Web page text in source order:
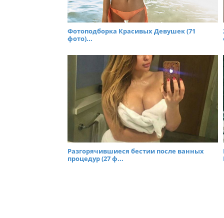
Фотоподборка Красивых Девушек (71
фото)...
Разгорячившиеся бестии после ванных
процедур (27 ф...